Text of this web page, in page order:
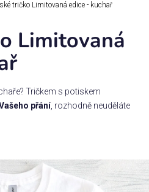
tričko Limitovaná edice - kuchař
Limitovaná
Tričkem s potiskem
přání, rozhodně neuděláte